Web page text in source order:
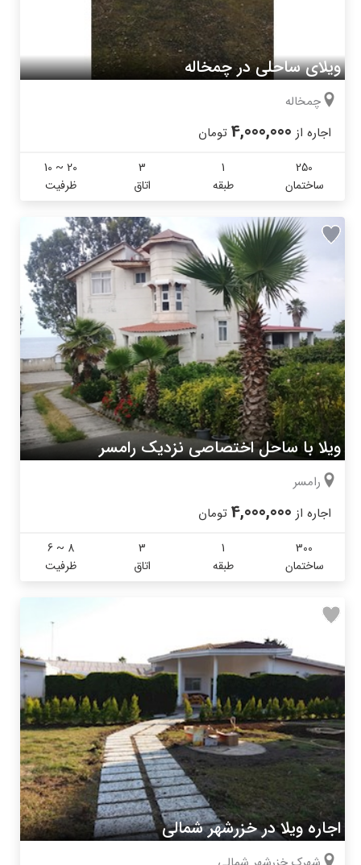
ویلای ساحلی در چمخاله
چمخاله
اجاره از 4,000,000 تومان
250
ساختمان
1
طبقه
3
اتاق
10 ~ 20
ظرفیت
ویلا با ساحل اختصاصی نزدیک رامسر
رامسر
اجاره از 4,000,000 تومان
300
ساختمان
1
طبقه
3
اتاق
6 ~ 8
ظرفیت
اجاره ویلا در خزرشهر شمالی